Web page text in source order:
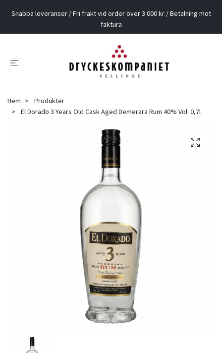
Snabba leveranser / Fri frakt vid order över 3 000 kr / Betalning mot
faktura
Hem
Produkter
El Dorado 3 Years Old Cask Aged Demerara Rum 40% Vol. 0,7l